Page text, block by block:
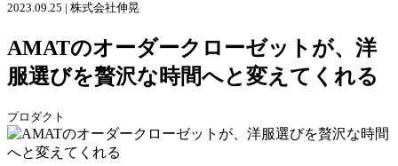
2023.09.25 | 株式会社伸晃
AMATのオーダークローゼットが、洋
服選びを贅沢な時間へと変えてくれる
プロダクト